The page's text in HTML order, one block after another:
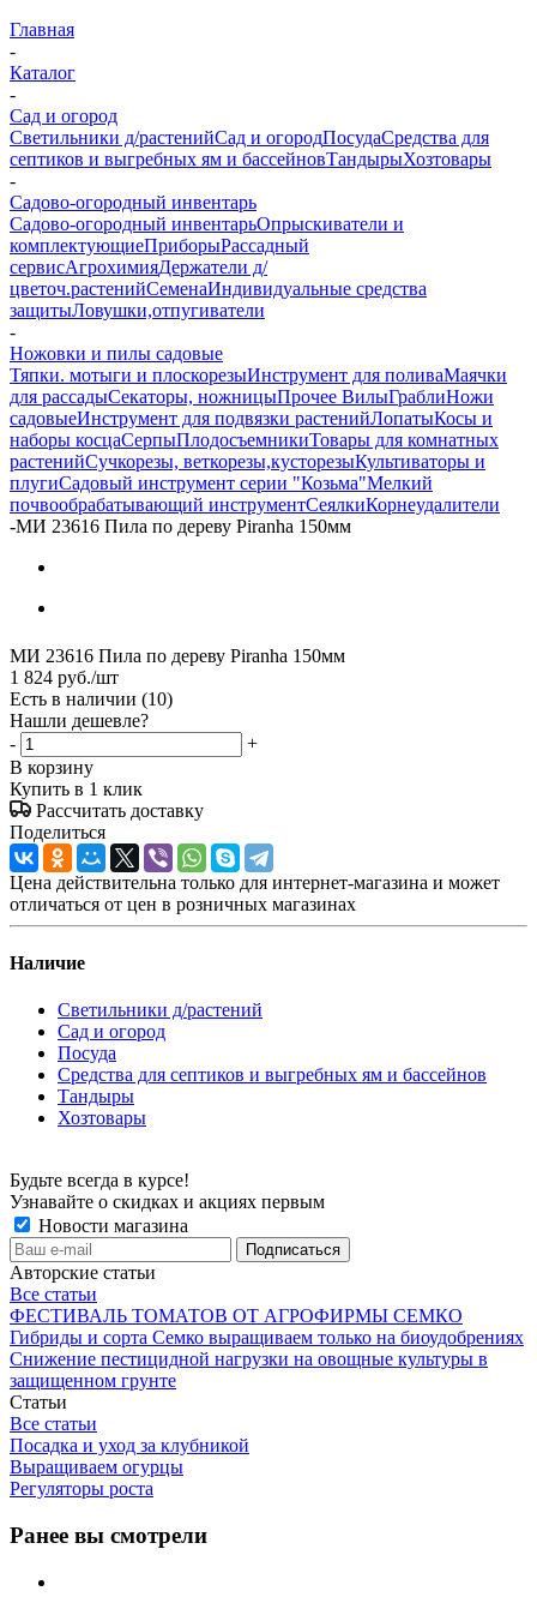
Главная
-
Каталог
-
Сад и огород
Светильники д/растенийСад и огородПосудаСредства для
септиков и выгребных ям и бассейновТандырыХозтовары
-
Садово-огородный инвентарь
Садово-огородный инвентарьОпрыскиватели и
комплектующиеПриборыРассадный
сервисАгрохимияДержатели д/
цветоч.растенийСеменаИндивидуальные средства
защитыЛовушки,отпугиватели
-
Ножовки и пилы садовые
Тяпки. мотыги и плоскорезыИнструмент для поливаМаячки
для рассадыСекаторы, ножницыПрочее ВилыГраблиНожи
садовыеИнструмент для подвязки растенийЛопатыКосы и
наборы косцаСерпыПлодосъемникиТовары для комнатных
растенийСучкорезы, веткорезы,кусторезыКультиваторы и
плугиСадовый инструмент серии "Козьма"Мелкий
почвообрабатывающий инструментСеялкиКорнеудалители
-МИ 23616 Пила по дереву Piranha 150мм
МИ 23616 Пила по дереву Piranha 150мм
1 824 руб./шт
Есть в наличии (10)
Нашли дешевле?
-
+
В корзину
Купить в 1 клик
Рассчитать доставку
Поделиться
Цена действительна только для интернет-магазина и может
отличаться от цен в розничных магазинах
Наличие
Светильники д/растений
Сад и огород
Посуда
Средства для септиков и выгребных ям и бассейнов
Тандыры
Хозтовары
Будьте всегда в курсе!
Узнавайте о скидках и акциях первым
Новости магазина
Авторские статьи
Все статьи
ФЕСТИВАЛЬ ТОМАТОВ ОТ АГРОФИРМЫ СЕМКО
Гибриды и сорта Семко выращиваем только на биоудобрениях
Снижение пестицидной нагрузки на овощные культуры в
защищенном грунте
Статьи
Все статьи
Посадка и уход за клубникой
Выращиваем огурцы
Регуляторы роста
Ранее вы смотрели